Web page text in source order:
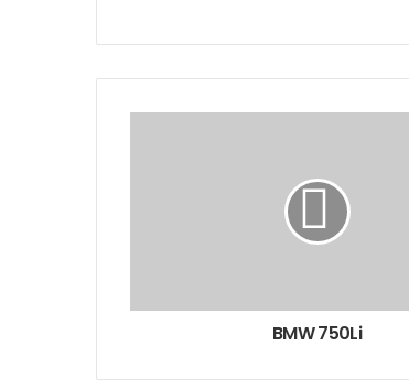
BMW 750Li